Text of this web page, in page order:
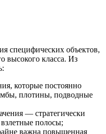
специфических объектов,
высокого класса. Из
которые постоянно
плотины, подводные
— стратегически
полосы;
важна повышенная